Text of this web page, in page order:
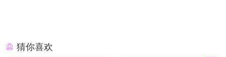
猜你喜欢